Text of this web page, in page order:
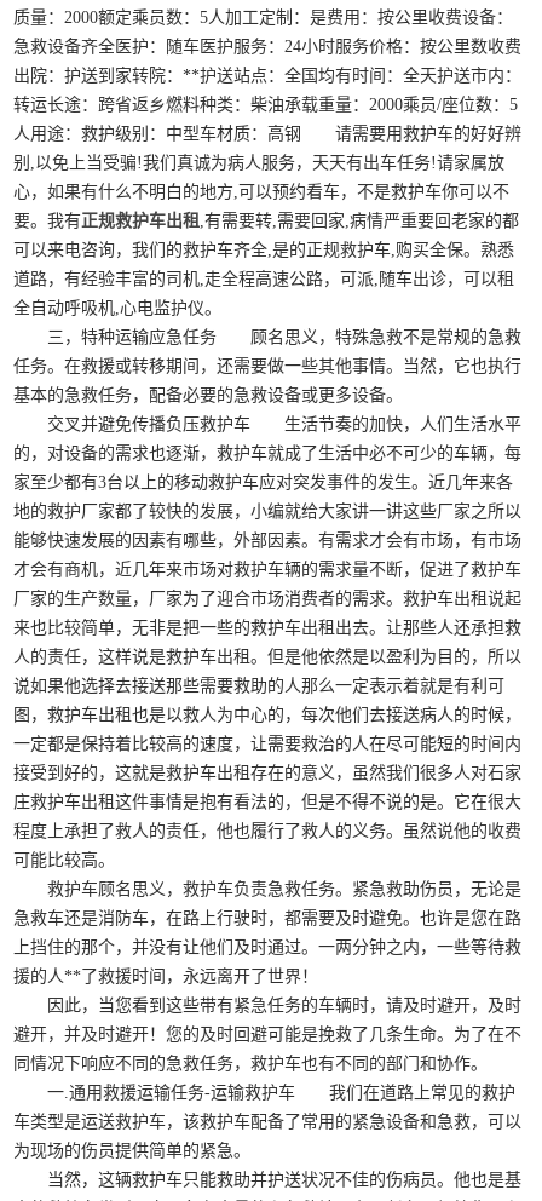
质量：2000额定乘员数：5人加工定制：是费用：按公里收费设备：
急救设备齐全医护：随车医护服务：24小时服务价格：按公里数收费
出院：护送到家转院：**护送站点：全国均有时间：全天护送市内：
转运长途：跨省返乡燃料种类：柴油承载重量：2000乘员/座位数：5
人用途：救护级别：中型车材质：高钢 请需要用救护车的好好辨
别,以免上当受骗!我们真诚为病人服务，天天有出车任务!请家属放
心，如果有什么不明白的地方,可以预约看车，不是救护车你可以不
要。我有正规救护车出租,有需要转,需要回家,病情严重要回老家的都
可以来电咨询，我们的救护车齐全,是的正规救护车,购买全保。熟悉
道路，有经验丰富的司机,走全程高速公路，可派,随车出诊，可以租
全自动呼吸机,心电监护仪。
三，特种运输应急任务 顾名思义，特殊急救不是常规的急救
任务。在救援或转移期间，还需要做一些其他事情。当然，它也执行
基本的急救任务，配备必要的急救设备或更多设备。
交叉并避免传播负压救护车 生活节奏的加快，人们生活水平
的，对设备的需求也逐渐，救护车就成了生活中必不可少的车辆，每
家至少都有3台以上的移动救护车应对突发事件的发生。近几年来各
地的救护厂家都了较快的发展，小编就给大家讲一讲这些厂家之所以
能够快速发展的因素有哪些，外部因素。有需求才会有市场，有市场
才会有商机，近几年来市场对救护车辆的需求量不断，促进了救护车
厂家的生产数量，厂家为了迎合市场消费者的需求。救护车出租说起
来也比较简单，无非是把一些的救护车出租出去。让那些人还承担救
人的责任，这样说是救护车出租。但是他依然是以盈利为目的，所以
说如果他选择去接送那些需要救助的人那么一定表示着就是有利可
图，救护车出租也是以救人为中心的，每次他们去接送病人的时候，
一定都是保持着比较高的速度，让需要救治的人在尽可能短的时间内
接受到好的，这就是救护车出租存在的意义，虽然我们很多人对石家
庄救护车出租这件事情是抱有看法的，但是不得不说的是。它在很大
程度上承担了救人的责任，他也履行了救人的义务。虽然说他的收费
可能比较高。
救护车顾名思义，救护车负责急救任务。紧急救助伤员，无论是
急救车还是消防车，在路上行驶时，都需要及时避免。也许是您在路
上挡住的那个，并没有让他们及时通过。一两分钟之内，一些等待救
援的人**了救援时间，永远离开了世界！
因此，当您看到这些带有紧急任务的车辆时，请及时避开，及时
避开，并及时避开！您的及时回避可能是挽救了几条生命。为了在不
同情况下响应不同的急救任务，救护车也有不同的部门和协作。
一.通用救援运输任务-运输救护车 我们在道路上常见的救护
车类型是运送救护车，该救护车配备了常用的紧急设备和急救，可以
为现场的伤员提供简单的紧急。
当然，这辆救护车只能救助并护送状况不佳的伤病员。他也是基